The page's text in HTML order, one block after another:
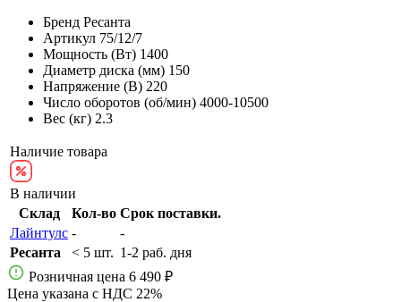
Бренд Ресанта
Артикул 75/12/7
Мощность (Вт) 1400
Диаметр диска (мм) 150
Напряжение (В) 220
Число оборотов (об/мин) 4000-10500
Вес (кг) 2.3
Наличие товара
В наличии
Склад
Кол-во Срок поставки.
Лайнтулс -
-
Ресанта
< 5 шт. 1-2 раб. дня
Розничная цена 6 490 ₽
Цена указана с НДС 22%